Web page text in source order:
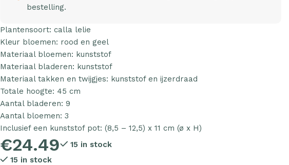
bestelling.
Plantensoort: calla lelie
Kleur bloemen: rood en geel
Materiaal bloemen: kunststof
Materiaal bladeren: kunststof
Materiaal takken en twijgjes: kunststof en ijzerdraad
Totale hoogte: 45 cm
Aantal bladeren: 9
Aantal bloemen: 3
Inclusief een kunststof pot: (8,5 – 12,5) x 11 cm (ø x H)
€24.49
15 in stock
15 in stock